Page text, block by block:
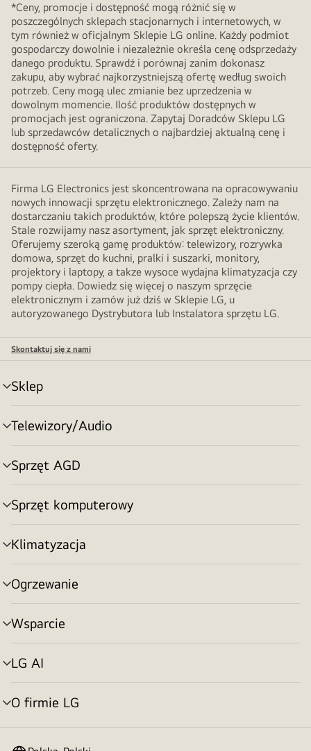
*Ceny, promocje i dostępność mogą różnić się w
poszczególnych sklepach stacjonarnych i internetowych, w
tym również w oficjalnym Sklepie LG online. Każdy podmiot
gospodarczy dowolnie i niezależnie określa cenę odsprzedaży
danego produktu. Sprawdź i porównaj zanim dokonasz
zakupu, aby wybrać najkorzystniejszą ofertę według swoich
potrzeb. Ceny mogą ulec zmianie bez uprzedzenia w
dowolnym momencie. Ilość produktów dostępnych w
promocjach jest ograniczona. Zapytaj Doradców Sklepu LG
lub sprzedawców detalicznych o najbardziej aktualną cenę i
dostępność oferty.
Firma LG Electronics jest skoncentrowana na opracowywaniu
nowych innowacji sprzętu elektronicznego. Zależy nam na
dostarczaniu takich produktów, które polepszą życie klientów.
Stale rozwijamy nasz asortyment, jak sprzęt elektroniczny.
Oferujemy szeroką gamę produktów: telewizory, rozrywka
domowa, sprzęt do kuchni, pralki i suszarki, monitory,
projektory i laptopy, a takze wysoce wydajna klimatyzacja czy
pompy ciepła. Dowiedz się więcej o naszym sprzęcie
elektronicznym i zamów już dziś w Sklepie LG, u
autoryzowanego Dystrybutora lub Instalatora sprzętu LG.
Skontaktuj się z nami
Sklep
Przełącznik
menu
Telewizory/Audio
Przełącznik
menu
Sprzęt AGD
Przełącznik
menu
Sprzęt komputerowy
Przełącznik
menu
Klimatyzacja
Przełącznik
menu
Ogrzewanie
Przełącznik
menu
Wsparcie
Przełącznik
menu
LG AI
Przełącznik
menu
O firmie LG
Przełącznik